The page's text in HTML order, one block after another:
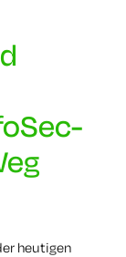
heutigen